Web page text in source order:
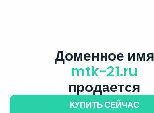
Доменное имя
mtk-21.ru
продается
КУПИТЬ СЕЙЧАС